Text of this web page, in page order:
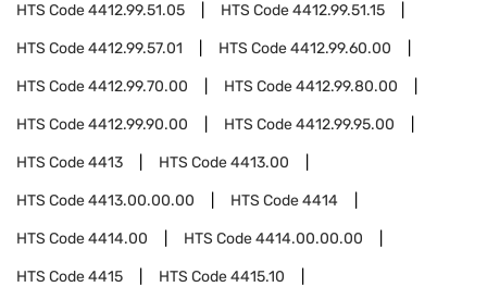
HTS Code4412.99.51.05 HTS Code4412.99.51.15
HTS Code4412.99.57.01 HTS Code4412.99.60.00
HTS Code4412.99.70.00 HTS Code4412.99.80.00
HTS Code4412.99.90.00 HTS Code4412.99.95.00
HTS Code4413 HTS Code4413.00
HTS Code4413.00.00.00 HTS Code4414
HTS Code4414.00 HTS Code4414.00.00.00
HTS Code4415 HTS Code4415.10